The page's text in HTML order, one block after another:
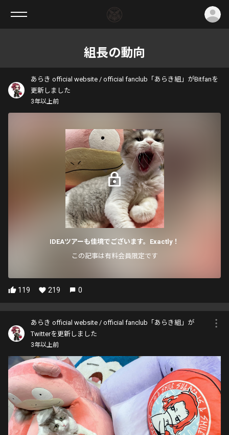
組長の動向
あらき official website / official fanclub「あらき組」がBitfanを
更新しました
3年以上前
IDEAツアーも佳境でございます。Exactly！
この記事は有料会員限定です
119 219 0
あらき official website / official fanclub「あらき組」が
Twitterを更新しました
3年以上前